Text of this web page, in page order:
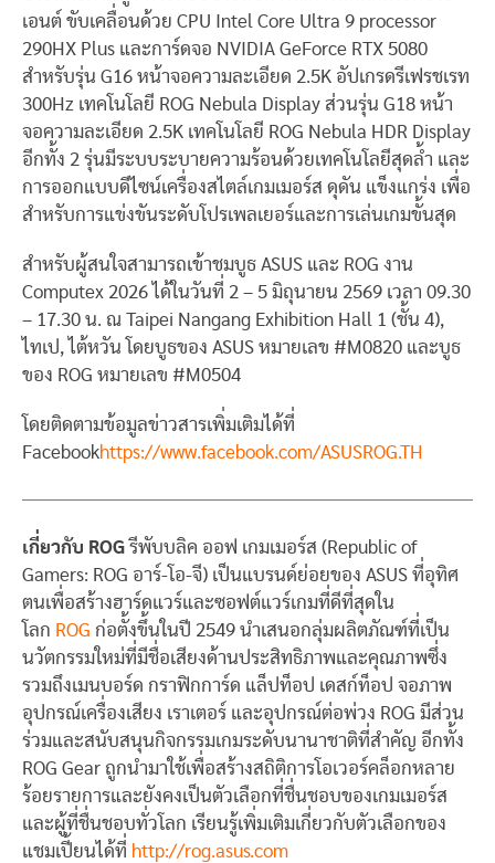
เอนต์ ขับเคลื่อนด้วย CPU Intel Core Ultra 9 processor
290HX Plus และการ์ดจอ NVIDIA GeForce RTX 5080
สำหรับรุ่น G16 หน้าจอความละเอียด 2.5K อัปเกรดรีเฟรชเรท
300Hz เทคโนโลยี ROG Nebula Display ส่วนรุ่น G18 หน้า
จอความละเอียด 2.5K เทคโนโลยี ROG Nebula HDR Display
อีกทั้ง 2 รุ่นมีระบบระบายความร้อนด้วยเทคโนโลยีสุดล้ำ และ
การออกแบบดีไซน์เครื่องสไตล์เกมเมอร์ส ดุดัน แข็งแกร่ง เพื่อ
สำหรับการแข่งขันระดับโปรเพลเยอร์และการเล่นเกมขั้นสุด
สำหรับผู้สนใจสามารถเข้าชมบูธ ASUS และ ROG งาน
Computex 2026 ได้ในวันที่ 2 – 5 มิถุนายน 2569 เวลา 09.30
– 17.30 น. ณ Taipei Nangang Exhibition Hall 1 (ชั้น 4),
ไทเป, ไต้หวัน โดยบูธของ ASUS หมายเลข #M0820 และบูธ
ของ ROG หมายเลข #M0504
โดยติดตามข้อมูลข่าวสารเพิ่มเติมได้ที่
Facebookhttps://www.facebook.com/ASUSROG.TH
เกี่ยวกับ ROG รีพับบลิค ออฟ เกมเมอร์ส (Republic of
Gamers: ROG อาร์-โอ-จี) เป็นแบรนด์ย่อยของ ASUS ที่อุทิศ
ตนเพื่อสร้างฮาร์ดแวร์และซอฟต์แวร์เกมที่ดีที่สุดใน
โลก ROG ก่อตั้งขึ้นในปี 2549 นำเสนอกลุ่มผลิตภัณฑ์ที่เป็น
นวัตกรรมใหม่ที่มีชื่อเสียงด้านประสิทธิภาพและคุณภาพซึ่ง
รวมถึงเมนบอร์ด กราฟิกการ์ด แล็ปท็อป เดสก์ท็อป จอภาพ
อุปกรณ์เครื่องเสียง เราเตอร์ และอุปกรณ์ต่อพ่วง ROG มีส่วน
ร่วมและสนับสนุนกิจกรรมเกมระดับนานาชาติที่สำคัญ อีกทั้ง
ROG Gear ถูกนำมาใช้เพื่อสร้างสถิติการโอเวอร์คล็อกหลาย
ร้อยรายการและยังคงเป็นตัวเลือกที่ชื่นชอบของเกมเมอร์ส
และผู้ที่ชื่นชอบทั่วโลก เรียนรู้เพิ่มเติมเกี่ยวกับตัวเลือกของ
แชมเปี้ยนได้ที่ http://rog.asus.com